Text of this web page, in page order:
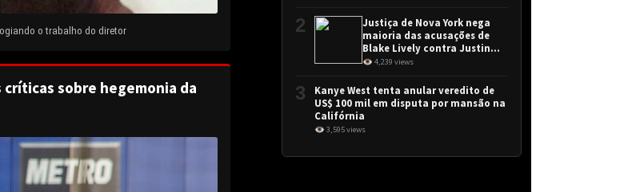
o trabalho do diretor
sobre hegemonia da
2
Justiça de Nova York nega
maioria das acusações de
Blake Lively contra Justin
Baldoni
👁 4,239 views
3
Kanye West tenta anular veredito de
US$ 100 mil em disputa por mansão na
Califórnia
👁 3,595 views